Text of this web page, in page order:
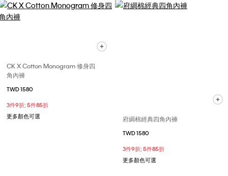
CK X Cotton Monogram 修身四
角內褲
TWD 1580
3件9折; 5件85折
更多顏色可選
府綢棉經典四角內褲
TWD 1580
3件9折; 5件85折
更多顏色可選